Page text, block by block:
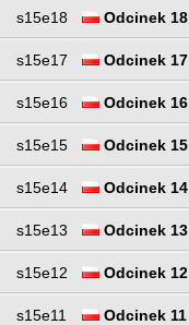
s15e18 Odcinek 18
s15e17 Odcinek 17
s15e16 Odcinek 16
s15e15 Odcinek 15
s15e14 Odcinek 14
s15e13 Odcinek 13
s15e12 Odcinek 12
s15e11 Odcinek 11